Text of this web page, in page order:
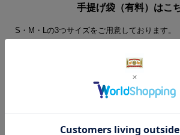
手提げ袋（有料）はこ
S・M・Lの3つサイズをご用意しております。